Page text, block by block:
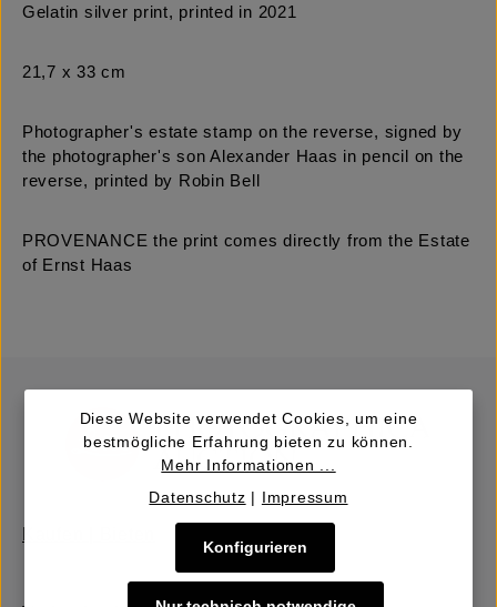
Gelatin silver print, printed in 2021
21,7 x 33 cm
Photographer's estate stamp on the reverse, signed by
the photographer's son Alexander Haas in pencil on the
reverse, printed by Robin Bell
PROVENANCE the print comes directly from the Estate
of Ernst Haas
Diese Website verwendet Cookies, um eine
bestmögliche Erfahrung bieten zu können.
Mehr Informationen ...
Datenschutz | Impressum
Konfigurieren